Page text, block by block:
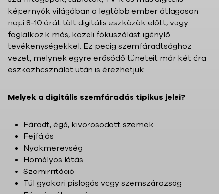
képernyők világában a legtöbb ember átlagosan
napi 8-10 órát tölt digitális eszközök előtt, vagy
foglalkozik más, közeli fókuszálást igénylő
tevékenységekkel. Ez pedig szemfáradtsághoz
vezet, melynek egyre erősödő tüneteit már két óra
eszközhasználat után is érezhetjük.
Melyek a digitális szemfáradás tipikus jelei?
Fáradt, égő, kivörösödött szemek
Fejfájás
Nyakmerevség
Homályos látás
Szemirritáció
Túl gyakori pislogás vagy szemszárazság